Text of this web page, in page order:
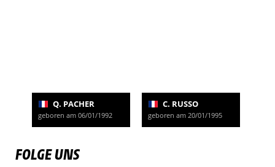
Q. PACHER
geboren am 06/01/1992
C. RUSSO
geboren am 20/01/1995
FOLGE UNS